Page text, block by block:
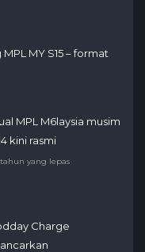
MY S15 – format
MPL M6laysia musim
kini rasmi
yang lepas
Charge